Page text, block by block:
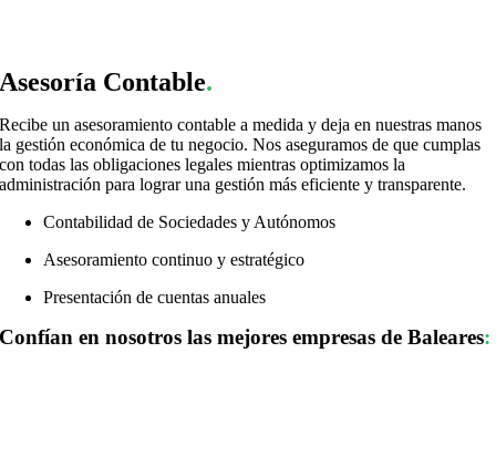
Asesoría Contable.
Recibe un asesoramiento contable a medida y deja en nuestras manos
la gestión económica de tu negocio. Nos aseguramos de que cumplas
con todas las obligaciones legales mientras optimizamos la
administración para lograr una gestión más eficiente y transparente.
Contabilidad de Sociedades y Autónomos
Asesoramiento continuo y estratégico
Presentación de cuentas anuales
Confían en nosotros las mejores empresas de Baleares: